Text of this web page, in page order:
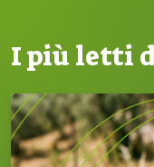
I più letti